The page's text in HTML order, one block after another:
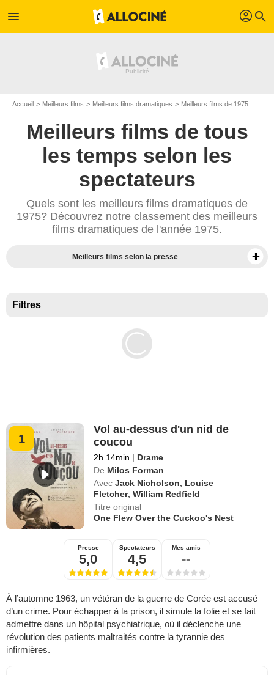
menu profil search
Accueil Meilleurs films Meilleurs films dramatiques Meilleurs films de 1975
Meilleurs films de tous
les temps selon les
spectateurs
Quels sont les meilleurs films dramatiques de
1975? Découvrez notre classement des meilleurs
films dramatiques de l'année 1975.
Meilleurs films selon la presse
Filtres
1
Vol au-dessus d'un nid de
coucou
2h 14min | Drame
De Milos Forman
Avec Jack Nicholson
Louise
Fletcher,William Redfield
Titre original
One Flew Over the Cuckoo's Nest
Presse
5,0
Spectateurs
4,5
Mes amis
--
À l’automne 1963, un vétéran de la guerre de Corée est accusé
d’un crime. Pour échapper à la prison, il simule la folie et se fait
admettre dans un hôpital psychiatrique, où il déclenche une
révolution des patients maltraités contre la tyrannie des
infirmières.